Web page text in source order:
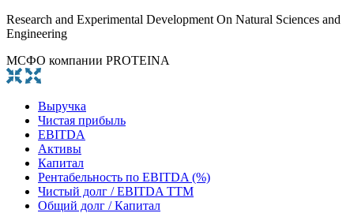
Research and Experimental Development On Natural Sciences and
Engineering
МСФО компании PROTEINA
Выручка
Чистая прибыль
EBITDA
Активы
Капитал
Рентабельность по EBITDA (%)
Чистый долг / EBITDA TTM
Общий долг / Капитал